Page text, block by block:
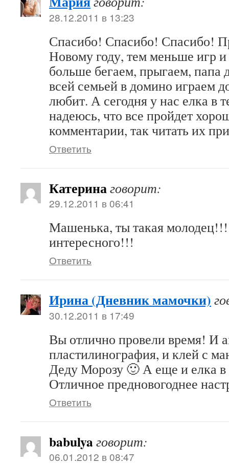
28.12.2011 в 13:23
Спасибо! Спасибо! Спасибо!
Новому году, тем меньше игр
больше бегаем, прыгаем, папа
всей семьей в домино играем
любит. А сегодня у нас елка в
надеюсь, что все пройдет
комментарии, так читать их
Ответить
Катеринаговорит:
29.12.2011 в 06:41
Машенька, ты такая молодец!!!
интересного!!!
Ответить
Ирина (Дневник мамочки)
30.12.2011 в 17:49
Вы отлично провели время! И
пластилинография, и клей с
Деду Морозу 🙂 А еще и елка в
Отличное предновогоднее
Ответить
babulyaговорит:
06.01.2012 в 08:47